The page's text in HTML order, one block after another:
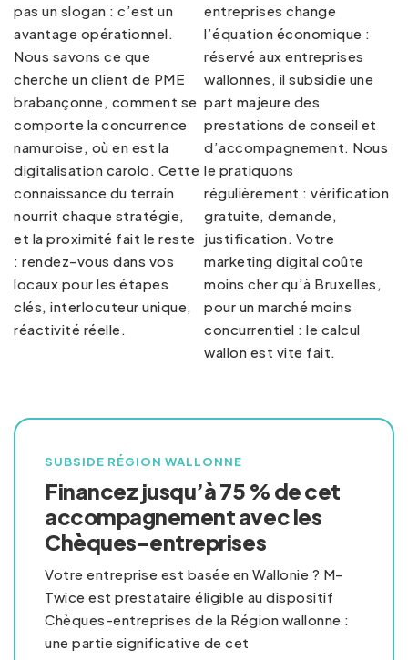
pas un slogan : c’est un
avantage opérationnel.
Nous savons ce que
cherche un client de PME
brabançonne, comment se
comporte la concurrence
namuroise, où en est la
digitalisation carolo. Cette
connaissance du terrain
nourrit chaque stratégie,
et la proximité fait le reste
: rendez-vous dans vos
locaux pour les étapes
clés, interlocuteur unique,
réactivité réelle.
entreprises change
l’équation économique :
réservé aux entreprises
wallonnes, il subsidie une
part majeure des
prestations de conseil et
d’accompagnement. Nous
le pratiquons
régulièrement : vérification
gratuite, demande,
justification. Votre
marketing digital coûte
moins cher qu’à Bruxelles,
pour un marché moins
concurrentiel : le calcul
wallon est vite fait.
SUBSIDE RÉGION WALLONNE
Financez jusqu’à 75 % de cet
accompagnement avec les
Chèques-entreprises
Votre entreprise est basée en Wallonie ? M-
Twice est prestataire éligible au dispositif
Chèques-entreprises de la Région wallonne :
une partie significative de cet